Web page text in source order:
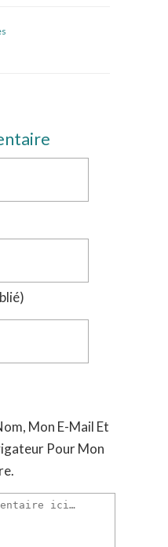
Mon E-Mail Et
Pour Mon